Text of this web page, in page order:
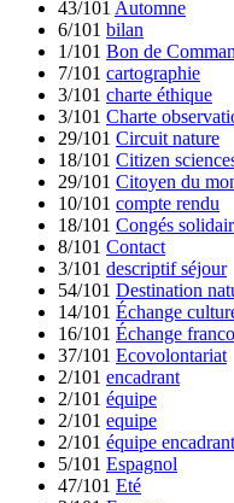
43/101 Automne
6/101 bilan
1/101 Bon de
7/101 cartographie
3/101 charte éthique
3/101 Charte
29/101 Circuit nature
18/101 Citizen
29/101 Citoyen du
10/101 compte rendu
18/101 Congés
8/101 Contact
3/101 descriptif séjour
54/101 Destination
14/101 Échange
16/101 Échange
37/101 Ecovolontariat
2/101 encadrant
2/101 équipe
2/101 equipe
2/101 équipe
5/101 Espagnol
47/101 Eté